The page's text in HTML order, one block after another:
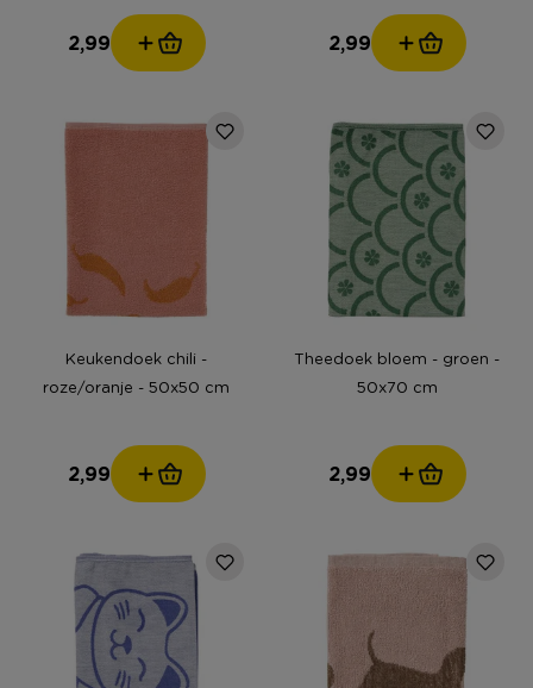
2,99 2,99
Keukendoek chili -
roze/oranje - 50x50 cm
2,99
Theedoek bloem - groen -
50x70 cm
2,99